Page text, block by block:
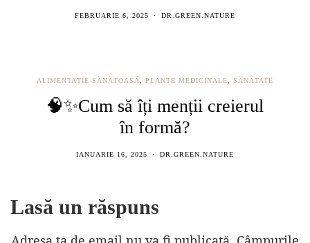
FEBRUARIE 6, 2025 DR.GREEN.NATURE
ALIMENTAȚIE SĂNĂTOASĂ, PLANTE MEDICINALE, SĂNĂTATE
🧠✨Cum să îți menții creierul
în formă?
IANUARIE 16, 2025 DR.GREEN.NATURE
Lasă un răspuns